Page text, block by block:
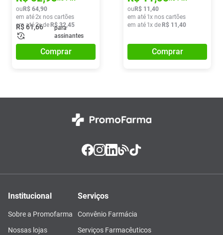
ou R$ 64,90
em até2x nos cartões
em até2x de R$ 32,45
R$61,66
para
assinantes
Comprar
ou R$ 11 ,40
em até 1x nos cartões
em até 1x de R$ 11 ,40
Comprar
Institucional
Sobre a Promofarma
Nossas lojas
Serviços
Convênio Farmácia
Serviços Farmacêuticos